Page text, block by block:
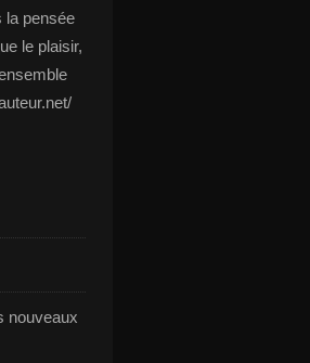
la pensée
le plaisir,
nouveaux